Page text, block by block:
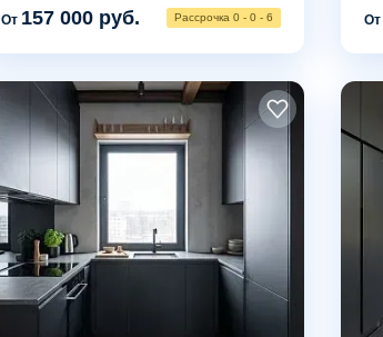
От 157 000 руб. Рассрочка 0 - 0 - 6 От